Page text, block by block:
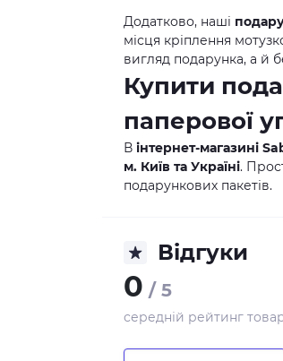
Додатково, наші
місця кріплення
вигляд подарунка, а й
Купити
паперової
В інтернет-магазині
м. Київ та Україні.
подарункових пакетів.
Відгуки
0 / 5
середній рейтинг